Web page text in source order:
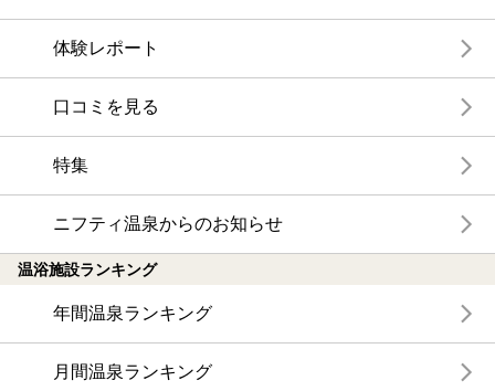
体験レポート
口コミを見る
特集
ニフティ温泉からのお知らせ
温浴施設ランキング
年間温泉ランキング
月間温泉ランキング